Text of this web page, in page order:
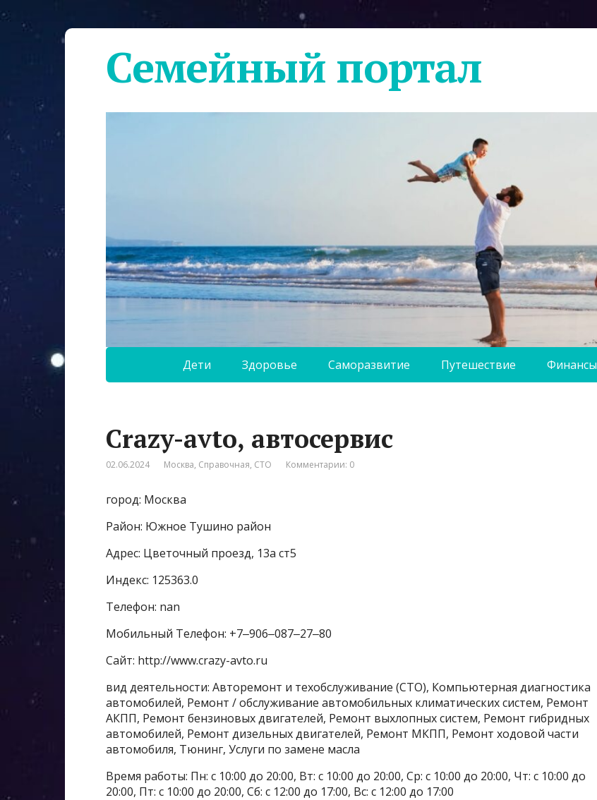
Семейный портал
Дети Здоровье Саморазвитие Путешествие Финансы
Crazy-avto, автосервис
02.06.2024 Москва, Справочная, СТО Комментарии: 0
город: Москва
Район: Южное Тушино район
Адрес: Цветочный проезд, 13а ст5
Индекс: 125363.0
Телефон: nan
Мобильный Телефон: +7‒906‒087‒27‒80
Сайт: http://www.crazy-avto.ru
вид деятельности: Авторемонт и техобслуживание (СТО), Компьютерная диагностика
автомобилей, Ремонт / обслуживание автомобильных климатических систем, Ремонт
АКПП, Ремонт бензиновых двигателей, Ремонт выхлопных систем, Ремонт гибридных
автомобилей, Ремонт дизельных двигателей, Ремонт МКПП, Ремонт ходовой части
автомобиля, Тюнинг, Услуги по замене масла
Время работы: Пн: с 10:00 до 20:00, Вт: с 10:00 до 20:00, Ср: с 10:00 до 20:00, Чт: с 10:00 до
20:00, Пт: с 10:00 до 20:00, Сб: с 12:00 до 17:00, Вс: с 12:00 до 17:00